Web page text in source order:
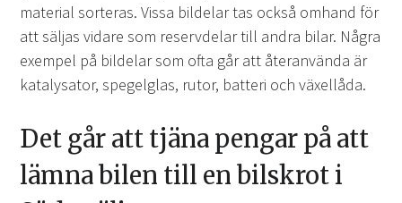
material sorteras. Vissa bildelar tas också omhand för
att säljas vidare som reservdelar till andra bilar. Några
exempel på bildelar som ofta går att återanvända är
katalysator, spegelglas, rutor, batteri och växellåda.
Det går att tjäna pengar på att
lämna bilen till en bilskrot i